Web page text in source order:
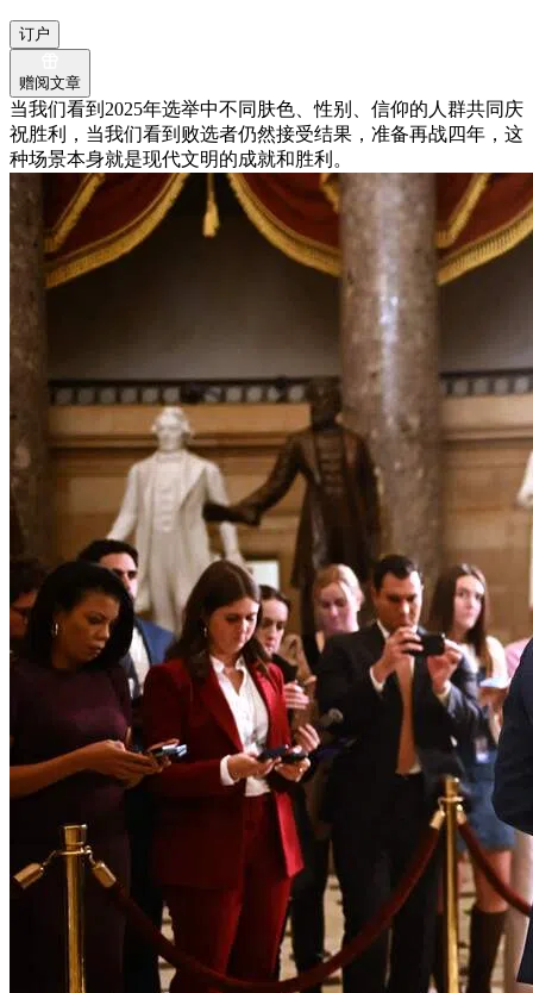
订户
赠阅文章
当我们看到2025年选举中不同肤色、性别、信仰的人群共同庆
祝胜利，当我们看到败选者仍然接受结果，准备再战四年，这
种场景本身就是现代文明的成就和胜利。